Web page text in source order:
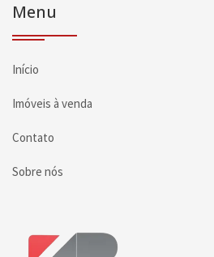
Menu
Início
Imóveis à venda
Contato
Sobre nós
Página inicial